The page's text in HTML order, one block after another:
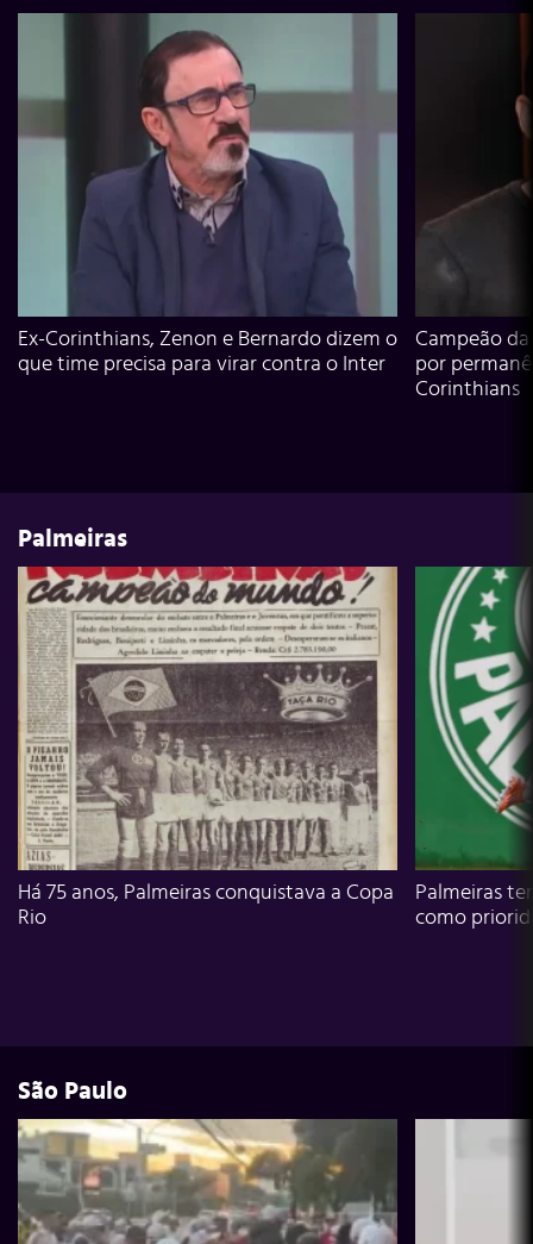
Ex-Corinthians, Zenon e Bernardo dizem o
que time precisa para virar contra o Inter
Campeão
por
Corinthians
Palmeiras
Há 75 anos, Palmeiras conquistava a Copa
Rio
Palmeiras
como
São Paulo